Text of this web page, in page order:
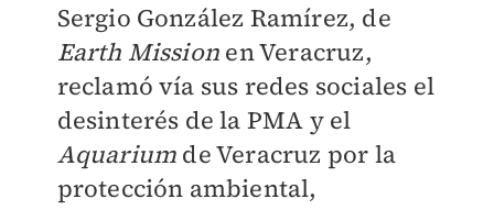
Sergio González Ramírez, de
Earth Mission en Veracruz,
reclamó vía sus redes sociales el
desinterés de la PMA y el
Aquarium de Veracruz por la
protección ambiental,